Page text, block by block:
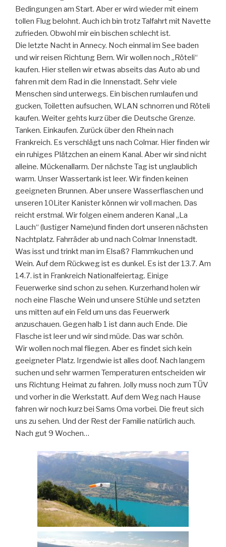
Bedingungen am Start. Aber er wird wieder mit einem
tollen Flug belohnt. Auch ich bin trotz Talfahrt mit Navette
zufrieden. Obwohl mir ein bischen schlecht ist.
Die letzte Nacht in Annecy. Noch einmal im See baden
und wir reisen Richtung Bern. Wir wollen noch „Röteli“
kaufen. Hier stellen wir etwas abseits das Auto ab und
fahren mit dem Rad in die Innenstadt. Sehr viele
Menschen sind unterwegs. Ein bischen rumlaufen und
gucken, Toiletten aufsuchen, WLAN schnorren und Röteli
kaufen. Weiter gehts kurz über die Deutsche Grenze.
Tanken. Einkaufen. Zurück über den Rhein nach
Frankreich. Es verschlägt uns nach Colmar. Hier finden wir
ein ruhiges Plätzchen an einem Kanal. Aber wir sind nicht
alleine. Mückenallarm. Der nächste Tag ist unglaublich
warm. Unser Wassertank ist leer. Wir finden keinen
geeigneten Brunnen. Aber unsere Wasserflaschen und
unseren 10Liter Kanister können wir voll machen. Das
reicht erstmal. Wir folgen einem anderen Kanal „La
Lauch“ (lustiger Name)und finden dort unseren nächsten
Nachtplatz. Fahrräder ab und nach Colmar Innenstadt.
Was isst und trinkt man im Elsaß? Flammkuchen und
Wein. Auf dem Rückweg ist es dunkel. Es ist der 13.7. Am
14.7. ist in Frankreich Nationalfeiertag. Einige
Feuerwerke sind schon zu sehen. Kurzerhand holen wir
noch eine Flasche Wein und unsere Stühle und setzten
uns mitten auf ein Feld um uns das Feuerwerk
anzuschauen. Gegen halb 1 ist dann auch Ende. Die
Flasche ist leer und wir sind müde. Das war schön.
Wir wollen noch mal fliegen. Aber es findet sich kein
geeigneter Platz. Irgendwie ist alles doof. Nach langem
suchen und sehr warmen Temperaturen entscheiden wir
uns Richtung Heimat zu fahren. Jolly muss noch zum TÜV
und vorher in die Werkstatt. Auf dem Weg nach Hause
fahren wir noch kurz bei Sams Oma vorbei. Die freut sich
uns zu sehen. Und der Rest der Familie natürlich auch.
Nach gut 9 Wochen…